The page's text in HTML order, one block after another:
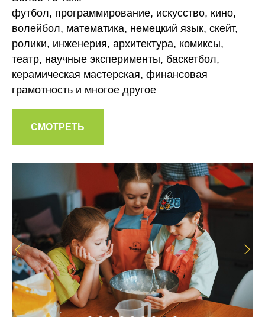
футбол, программирование, искусство, кино,
волейбол, математика, немецкий язык, скейт,
ролики, инженерия, архитектура, комиксы,
театр, научные эксперименты, баскетбол,
керамическая мастерская, финансовая
грамотность и многое другое
СМОТРЕТЬ